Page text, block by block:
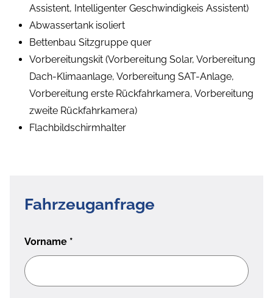
Assistent, Intelligenter Geschwindigkeis Assistent)
Abwassertank isoliert
Bettenbau Sitzgruppe quer
Vorbereitungskit (Vorbereitung Solar, Vorbereitung
Dach-Klimaanlage, Vorbereitung SAT-Anlage,
Vorbereitung erste Rückfahrkamera, Vorbereitung
zweite Rückfahrkamera)
Flachbildschirmhalter
Fahrzeuganfrage
Vorname *